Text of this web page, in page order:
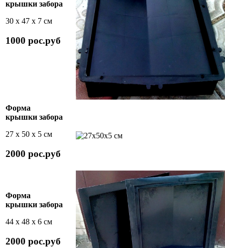
крышки забора
30 х 47 х 7 см
1000 рос.руб
Форма
крышки забора
27 х 50 х 5 см
2000 рос.руб
Форма
крышки забора
44 х 48 х 6 см
2000 рос.руб